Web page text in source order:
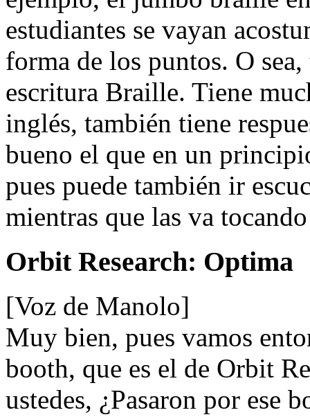
estudiantes se vayan
forma de los puntos. O
escritura Braille. Tiene
inglés, también tiene
bueno el que en un
pues puede también ir
mientras que las va
Orbit Research: Optima
[Voz de Manolo]
Muy bien, pues vamos
booth, que es el de Orbit
ustedes, ¿Pasaron por ese